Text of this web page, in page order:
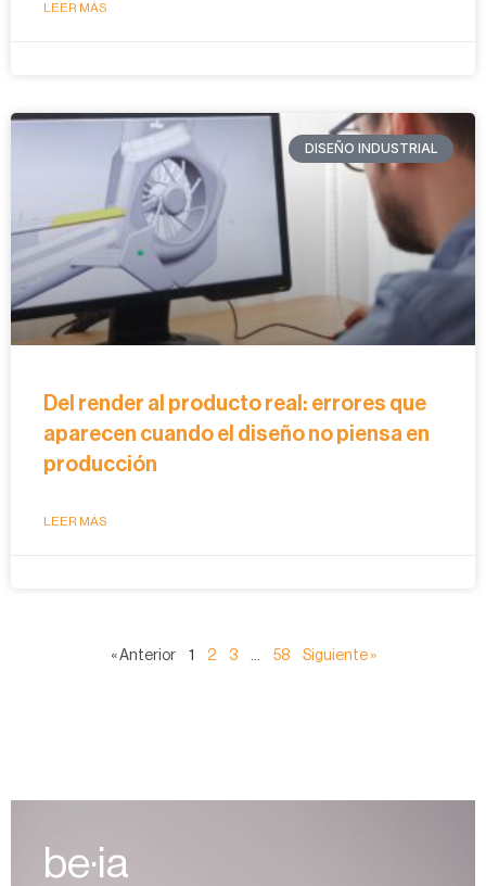
LEER MÁS
DISEÑO INDUSTRIAL
Del render al producto real: errores que
aparecen cuando el diseño no piensa en
producción
LEER MÁS
« Anterior 1 2 3 … 58 Siguiente »
be·ia